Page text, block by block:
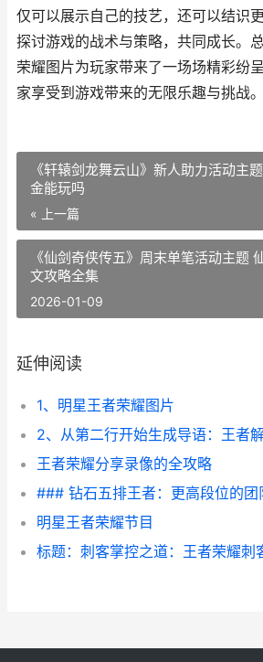
仅可以展示自己的技艺，还可以结识
探讨游戏的战术与策略，共同成长。
荣耀图片为玩家带来了一场场精彩纷
家享受到游戏带来的无限乐趣与挑战。
《轩辕剑龙舞云山》新人助力活动主
金能玩吗
« 上一篇
《仙剑奇侠传五》周末单笔活动主题
文攻略全集
2026-01-09
延伸阅读
1、明星王者荣耀图片
王者荣耀分享录像的全攻略
### 钻石五排王者：更高段位的团
明星王者荣耀节目
标题：刺客掌控之道：王者荣耀刺